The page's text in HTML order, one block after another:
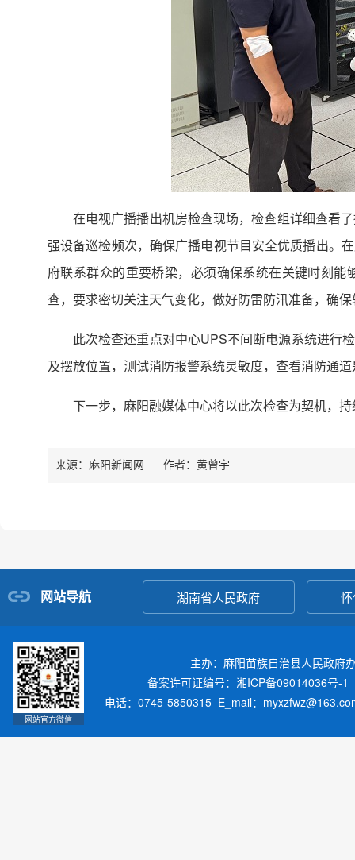
在电视广播播出机房检查现场，检查组详细查看
强设备巡检频次，确保广播电视节目安全优质播出。
府联系群众的重要桥梁，必须确保系统在关键时刻
查，要求密切关注天气变化，做好防雷防汛准备，确
此次检查还重点对中心UPS不间断电源系统进行
及摆放位置，测试消防报警系统灵敏度，查看消防通
下一步，麻阳融媒体中心将以此次检查为契机，
来源：麻阳新闻网 作者： 黄曾宇
网站导航 湖南省人民政府
网站官方微信
主办：麻阳苗族自治县人民政
备案许可证编号：湘ICP备09014036号-1
电话：0745-5850315 E_mail：